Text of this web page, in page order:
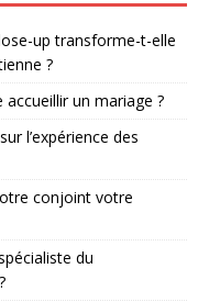
up transforme-t-elle
?
un mariage ?
l’expérience des
conjoint votre
du